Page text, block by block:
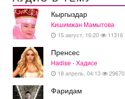
Кыргыздар
Кишимжан Мамытова
15 август, 16:20 11316
Пренсес
Hadise - Хадисе
18 апрель, 04:13 29670
Фаридам